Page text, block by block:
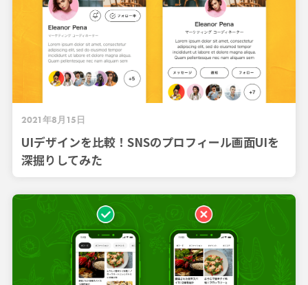
2021年8月15日
UIデザインを比較！SNSのプロフィール画面UIを
深掘りしてみた